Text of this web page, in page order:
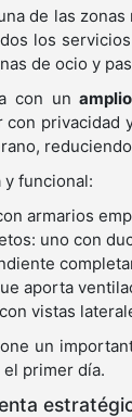
de las
los
de ocio y
con un
privacidad
funcional:
armarios
uno con
aporta
vistas
un
primer día.